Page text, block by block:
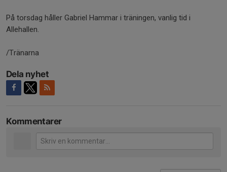
På torsdag håller Gabriel Hammar i träningen, vanlig tid i
Allehallen.
/Tränarna
Dela nyhet
Kommentarer